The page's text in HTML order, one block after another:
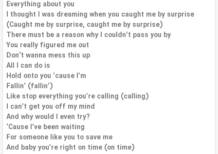
Everything about you
I thought I was dreaming when you caught me by surprise
(Caught me by surprise, caught me by surprise)
There must be a reason why I couldn’t pass you by
You really figured me out
Don‘t wanna mess this up
All I can do is
Hold onto you ’cause I’m
Fallin’ (fallin’)
Like stop everything you’re calling (calling)
I can’t get you off my mind
And why would I even try?
‘Cause I’ve been waiting
For someone like you to save me
And baby you’re right on time (on time)